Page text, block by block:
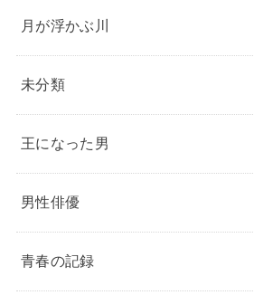
月が浮かぶ川
未分類
王になった男
男性俳優
青春の記録